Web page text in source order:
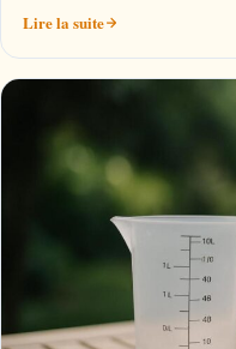
Lire la suite